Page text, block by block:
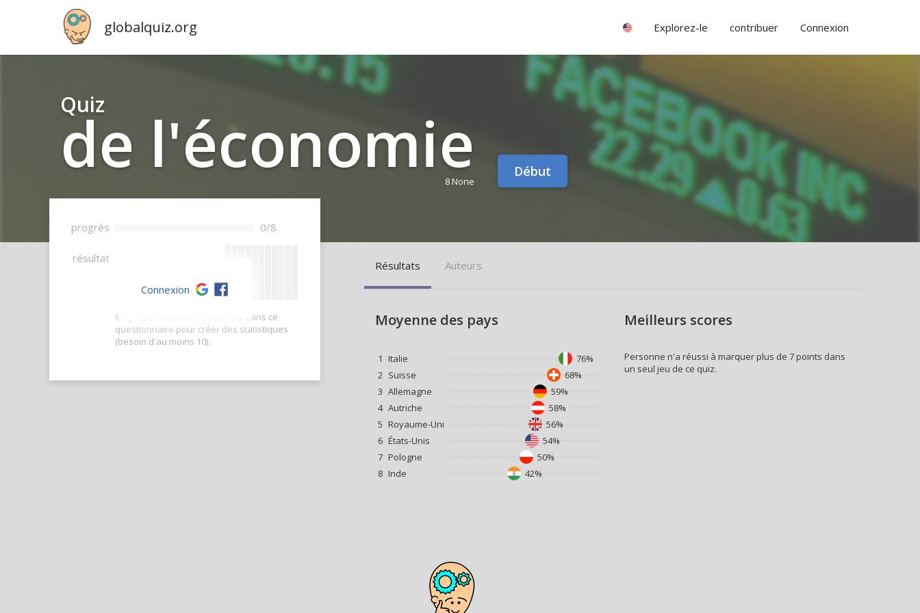
globalquiz.org Explorez-le contribuer Connexion
Quiz
de l'éco­no­mie
8 None
Début
progrès 0/8
résultat --
Il n'y a pas assez de questions dans ce
questionnaire pour créer des statistiques
(besoin d'au moins 10).
Connexion
Résultats Auteurs
Moyenne des pays
1 Italie
76%
2 Suisse
68%
3 Allemagne
59%
4 Autriche
58%
5 Royaume-Uni
56%
6 États-Unis
54%
7 Pologne
50%
8 Inde 42%
Meilleurs scores
Personne n'a réussi à marquer plus de 7 points dans
un seul jeu de ce quiz.